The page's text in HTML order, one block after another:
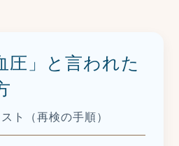
圧」と言われた
ト（再検の手順）